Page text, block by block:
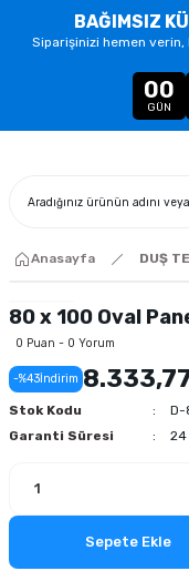
BAĞIMSIZ
Siparişinizi hemen verin,
00
GÜN
Anasayfa DUŞ
80 x 100 Oval
0 Puan - 0 Yorum
-%43İndirim
Stok Kodu
D-
Garanti Süresi
24
Sepete Ekle